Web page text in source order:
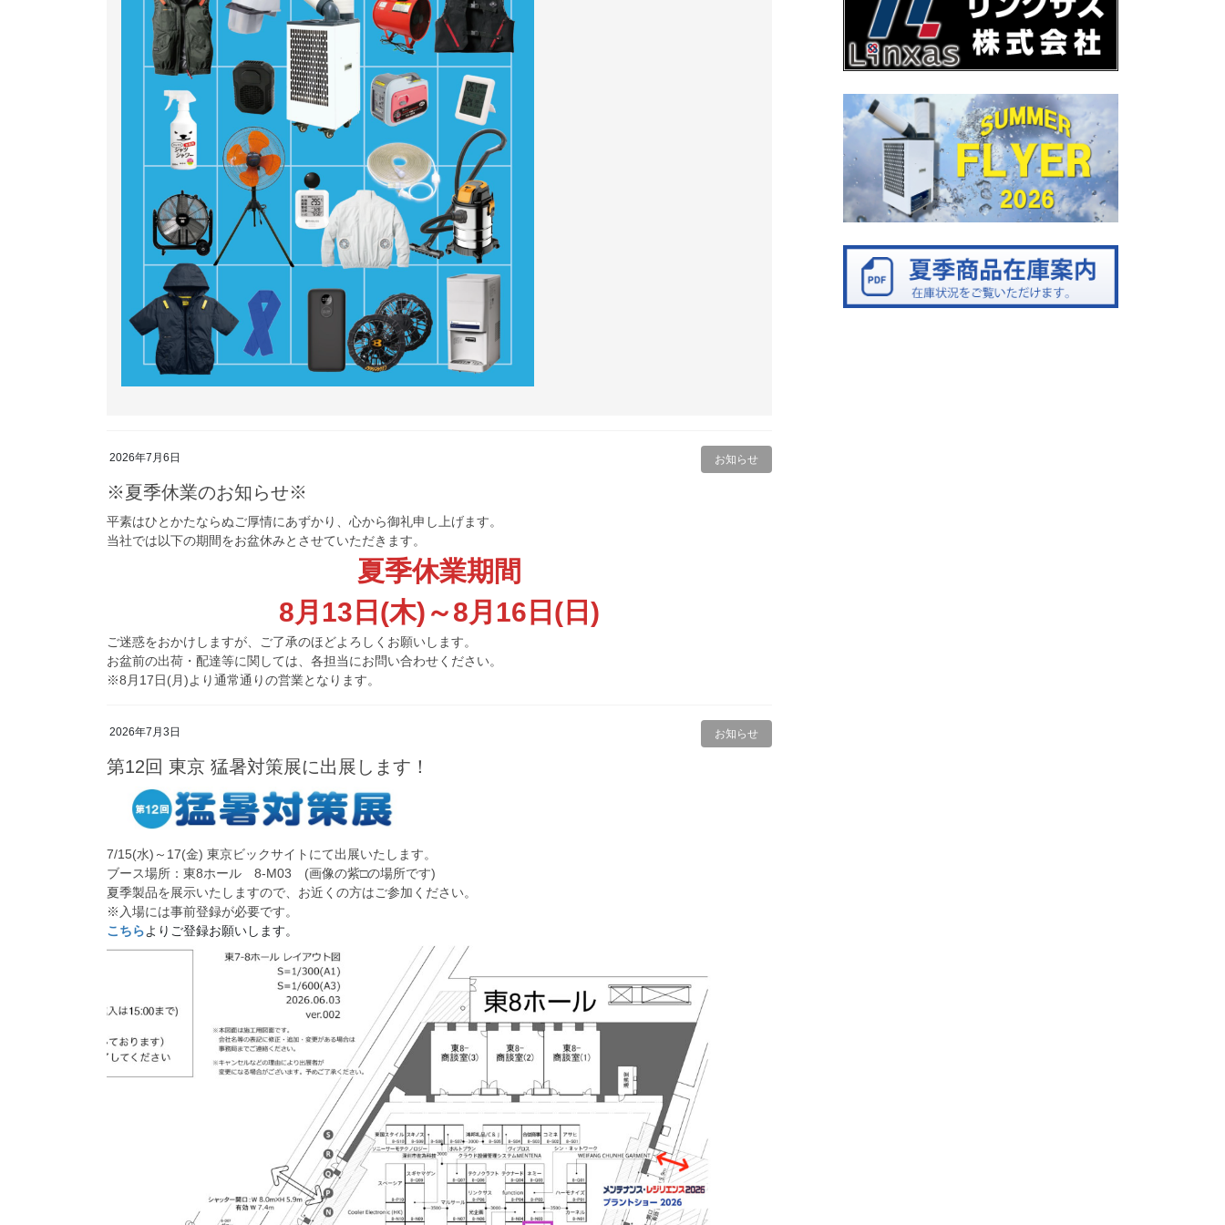
2026年7月6日 お知らせ
※夏季休業のお知らせ※
平素はひとかたならぬご厚情にあずかり、心から御礼申し上げます。
当社では以下の期間をお盆休みとさせていただきます。
夏季休業期間
8月13日(木)～8月16日(日)
ご迷惑をおかけしますが、ご了承のほどよろしくお願いします。
お盆前の出荷・配達等に関しては、各担当にお問い合わせください。
※8月17日(月)より通常通りの営業となります。
2026年7月3日 お知らせ
第12回 東京 猛暑対策展に出展します！
7/15(水)～17(金) 東京ビックサイトにて出展いたします。
ブース場所：東8ホール 8-M03 (画像の紫□の場所です)
夏季製品を展示いたしますので、お近くの方はご参加ください。
※入場には事前登録が必要です。
こちらよりご登録お願いします。